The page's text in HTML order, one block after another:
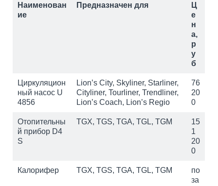
Наименован
ие
Предназначен для
Ц
е
н
а,
р
у
б
Циркуляцион
ный насос U
4856
Lion’s City, Skyliner, Starliner,
Cityliner, Tourliner, Trendliner,
Lion’s Coach, Lion’s Regio
76
20
0
Отопительны
й прибор D4
S
TGX, TGS, TGA, TGL, TGM
15
1
20
0
Калорифер TGX, TGS, TGA, TGL, TGM
по
за